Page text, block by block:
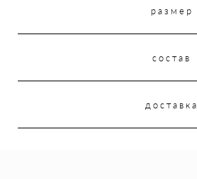
размер
состав
доставка